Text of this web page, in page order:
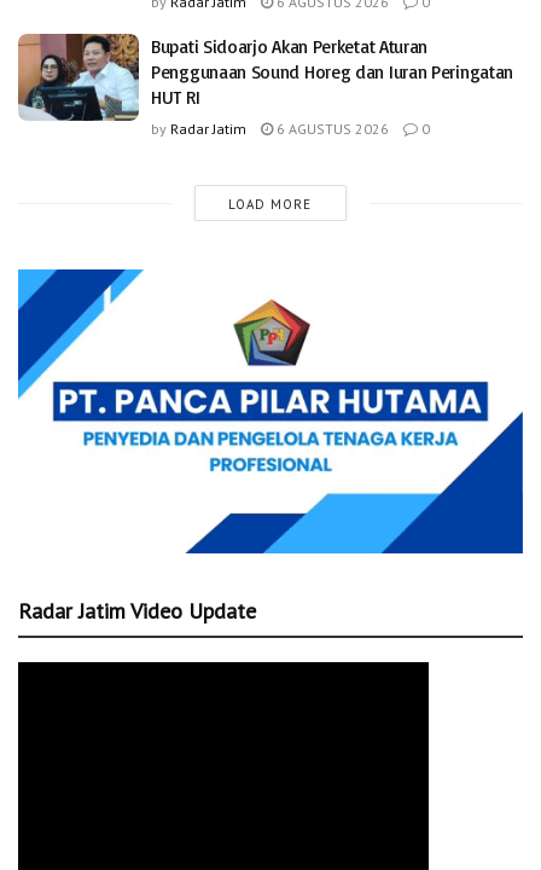
Bupati Sidoarjo Akan Perketat Aturan
Penggunaan Sound Horeg dan Iuran Peringatan
HUT RI
by Radar Jatim 6 AGUSTUS 2026 0
LOAD MORE
Radar Jatim Video Update